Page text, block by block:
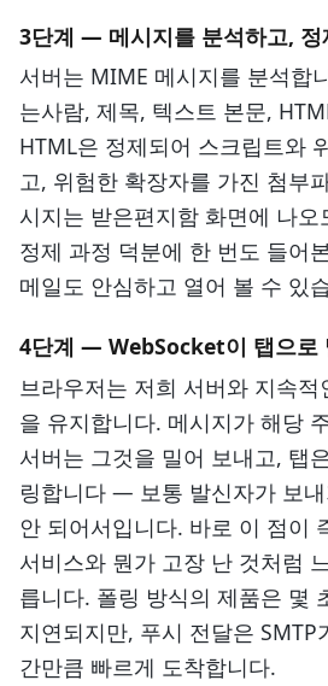
3단계 — 메시지를 분석하고, 정
서버는 MIME 메시지를 분석합
는사람, 제목, 텍스트 본문,
HTML은 정제되어 스크립트와
고, 위험한 확장자를 가진 첨부
시지는 받은편지함 화면에 나오
정제 과정 덕분에 한 번도 들어
메일도 안심하고 열어 볼 수 있
4단계 — WebSocket이 탭으로
브라우저는 저희 서버와 지속
을 유지합니다. 메시지가 해당
서버는 그것을 밀어 보내고, 탭
링합니다 — 보통 발신자가 보
안 되어서입니다. 바로 이 점이
서비스와 뭔가 고장 난 것처럼
릅니다. 폴링 방식의 제품은 몇
지연되지만, 푸시 전달은 SMTP
간만큼 빠르게 도착합니다.